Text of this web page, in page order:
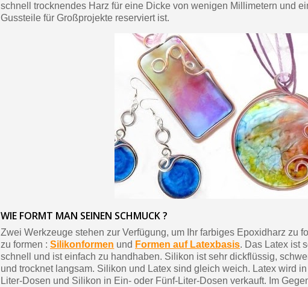
schnell trocknendes Harz für eine Dicke von wenigen Millimetern und
Gussteile für Großprojekte reserviert ist.
WIE FORMT MAN SEINEN SCHMUCK ?
Zwei Werkzeuge stehen zur Verfügung, um Ihr farbiges Epoxidharz zu
zu formen :Silikonformen und Formen auf Latexbasis. Das Latex ist
schnell und ist einfach zu handhaben. Silikon ist sehr dickflüssig,
und trocknet langsam. Silikon und Latex sind gleich weich. Latex wird
Liter-Dosen und Silikon in Ein- oder Fünf-Liter-Dosen verkauft. Im